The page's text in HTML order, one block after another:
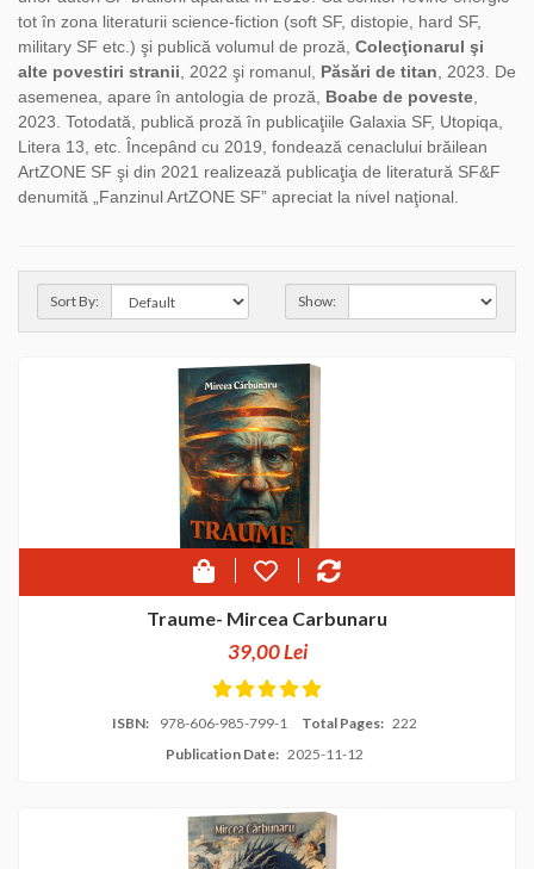
tot în zona literaturii science-fiction (soft SF, distopie, hard SF,
military SF etc.) şi publică volumul de proză, Colecţionarul şi
alte povestiri stranii, 2022 şi romanul, Păsări de titan, 2023. De
asemenea, apare în antologia de proză, Boabe de poveste,
2023. Totodată, publică proză în publicaţiile Galaxia SF, Utopiqa,
Litera 13, etc. Începând cu 2019, fondează cenaclului brăilean
ArtZONE SF şi din 2021 realizează publicaţia de literatură SF&F
denumită „Fanzinul ArtZONE SF” apreciat la nivel naţional.
Sort By: Show:
Traume- Mircea Carbunaru
39,00 Lei
ISBN: 978-606-985-799-1 Total Pages: 222
Publication Date: 2025-11-12